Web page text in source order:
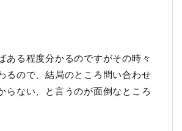
ある程度分かるのですがその時々
るので、結局のところ問い合わせ
らない、と言うのが面倒なところ